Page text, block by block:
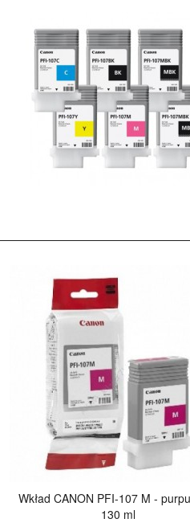
Wkład CANON PFI-107 M -
130 ml